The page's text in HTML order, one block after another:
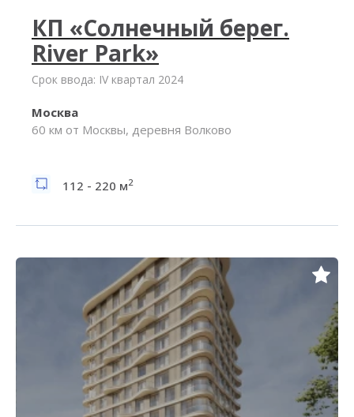
КП «Солнечный берег.
River Park»
Срок ввода: IV квартал 2024
Москва
60 км от Москвы, деревня Волково
112 - 220 м2